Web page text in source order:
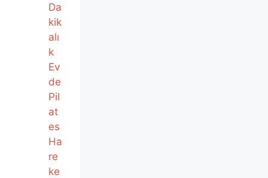
Da
kik
alı
k
Ev
de
Pil
at
es
Ha
re
ke